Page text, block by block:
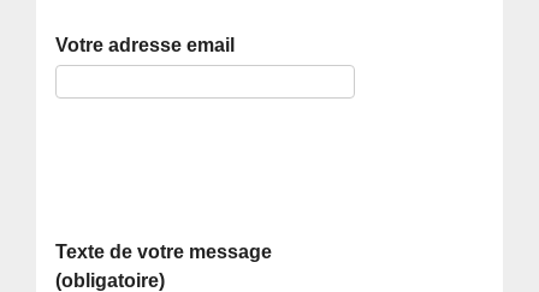
Votre adresse email
Texte de votre message
(obligatoire)